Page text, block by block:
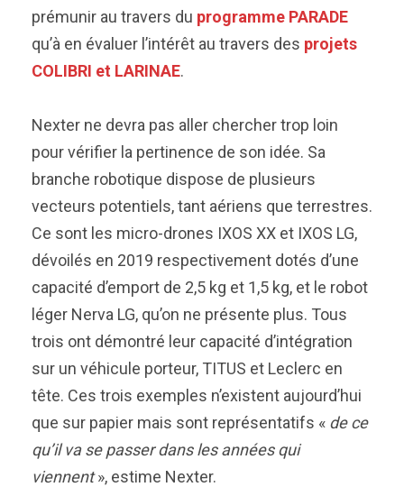
prémunir au travers du programme PARADE
qu’à en évaluer l’intérêt au travers des projets
COLIBRI et LARINAE.
Nexter ne devra pas aller chercher trop loin
pour vérifier la pertinence de son idée. Sa
branche robotique dispose de plusieurs
vecteurs potentiels, tant aériens que terrestres.
Ce sont les micro-drones IXOS XX et IXOS LG,
dévoilés en 2019 respectivement dotés d’une
capacité d’emport de 2,5 kg et 1,5 kg, et le robot
léger Nerva LG, qu’on ne présente plus. Tous
trois ont démontré leur capacité d’intégration
sur un véhicule porteur, TITUS et Leclerc en
tête. Ces trois exemples n’existent aujourd’hui
que sur papier mais sont représentatifs « de ce
qu’il va se passer dans les années qui
viennent», estime Nexter.